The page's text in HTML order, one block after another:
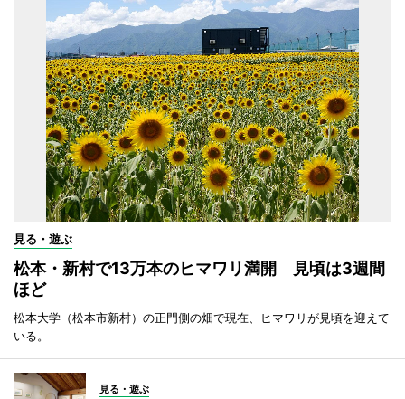
見る・遊ぶ
松本・新村で13万本のヒマワリ満開 見頃は3週間
ほど
松本大学（松本市新村）の正門側の畑で現在、ヒマワリが見頃を迎えて
いる。
見る・遊ぶ